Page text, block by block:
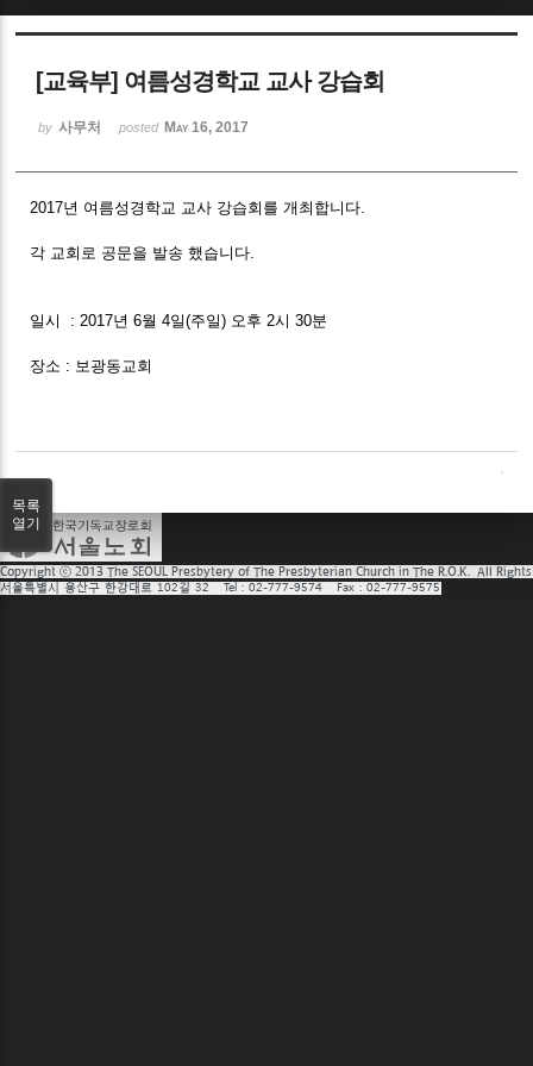
[교육부] 여름성경학교 교사 강습회
by 사무처 posted May 16, 2017
2017년 여름성경학교 교사 강습회를 개최합니다.
각 교회로 공문을 발송 했습니다.
일시 : 2017년 6월 4일(주일) 오후 2시 30분
장소 : 보광동교회
목록
열기
Sketchbook5, 스케치북5
Sketchbook5, 스케치북5